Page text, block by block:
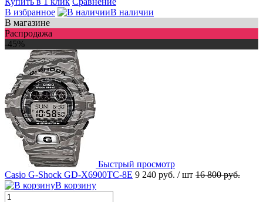
В избранное
В наличии
В магазине
Распродажа
-45%
Быстрый просмотр
Casio G-Shock GD-X6900TC-8E 9 240 руб. / шт 16 800 руб.
В корзину